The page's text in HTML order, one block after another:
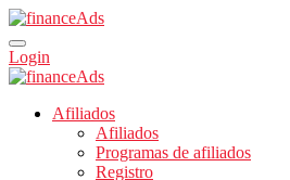
Login
Afiliados
Afiliados
Programas de afiliados
Registro